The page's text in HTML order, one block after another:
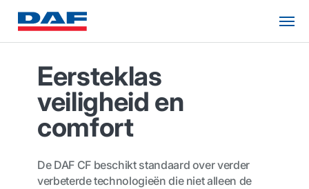
Eersteklas
veiligheid en
comfort
De DAF CF beschikt standaard over verder
verbeterde technologieën die niet alleen de